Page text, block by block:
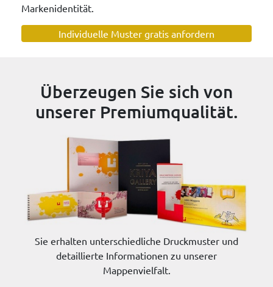
Markenidentität.
Individuelle Muster gratis anfordern
Überzeugen Sie sich von
unserer Premiumqualität.
Sie erhalten unterschiedliche Druckmuster und
detaillierte Informationen zu unserer
Mappenvielfalt.